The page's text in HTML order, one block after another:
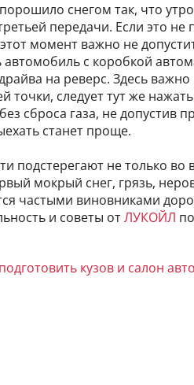
снегом так, что
передачи. Если это
момент важно не
с коробкой
на реверс. Здесь
точки, следует тут же
сброса газа, не допустив
станет проще.
подстерегают не только во
мокрый снег, грязь,
частыми виновниками
и советы отЛУКОЙЛ
кузов и салон